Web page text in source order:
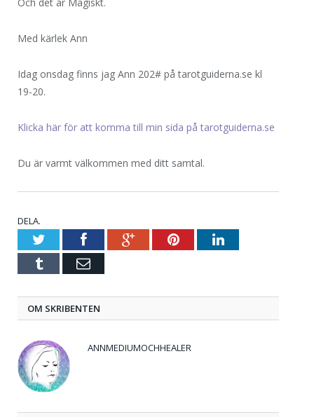
Med kärlek Ann
Idag onsdag finns jag Ann 202# på tarotguiderna.se kl
19-20.
Klicka här för att komma till min sida på tarotguiderna.se
Du är varmt välkommen med ditt samtal.
DELA.
TwitterFacebookGoogle+PinterestLinkedIn
Tumblr E-
OM SKRIBENTEN
ANNMEDIUMOCHHEALER